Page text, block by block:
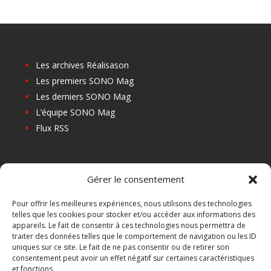
Gérer le consentement
Pour offrir les meilleures expériences, nous utilisons des technologies
telles que les cookies pour stocker et/ou accéder aux informations des
appareils. Le fait de consentir à ces technologies nous permettra de
traiter des données telles que le comportement de navigation ou les ID
uniques sur ce site. Le fait de ne pas consentir ou de retirer son
consentement peut avoir un effet négatif sur certaines caractéristiques
et fonctions.
Les archives Réalisason
Les premiers SONO Mag
Les derniers SONO Mag
L’équipe SONO Mag
Flux RSS
Les Centres de Formation
Les Points Relais
Localiser Point Relais
Mon Compte